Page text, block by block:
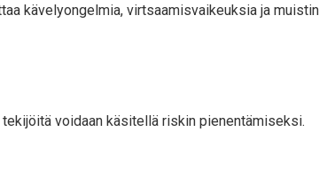
kävelyongelmia, virtsaamisvaikeuksia ja muistin
voidaan käsitellä riskin pienentämiseksi.